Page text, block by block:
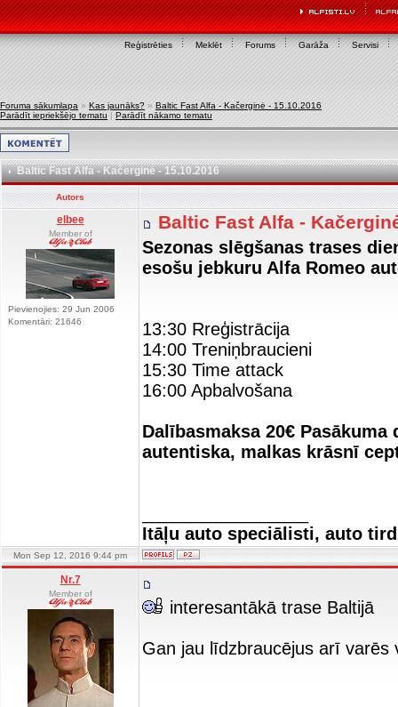
Reģistrēties Meklēt Forums Garāža Servisi
Foruma sākumlapa » Kas jaunāks? » Baltic Fast Alfa - Kačerginė - 15.10.2016
Parādīt iepriekšējo tematu | Parādīt nākamo tematu
Baltic Fast Alfa - Kačerginė - 15.10.2016
Autors
elbee
Member of
Pievienojies: 29 Jun 2006
Komentāri: 21646
Baltic Fast Alfa -
Sezonas slēgšanas trases
esošu jebkuru Alfa Romeo
13:30 Rreģistrācija
14:00 Treniņbraucieni
15:30 Time attack
16:00 Apbalvošana
Dalībasmaksa 20€
autentiska, malkas krāsnī
Itāļu auto speciālisti, auto
Mon Sep 12, 2016 9:44 pm
Nr.7
Member of
interesantākā trase Baltijā
Gan jau līdzbraucējus arī varēs